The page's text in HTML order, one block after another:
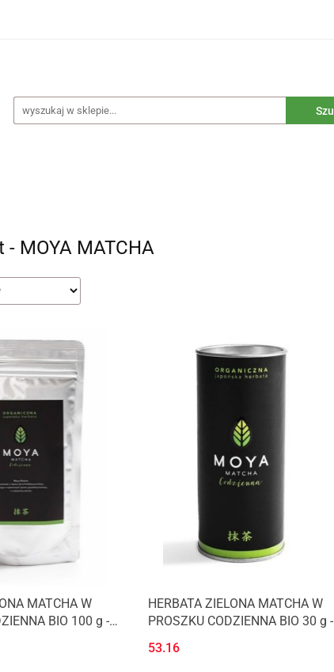
- MOYA MATCHA
MATCHA W
BIO 100 g -
HERBATA ZIELONA MATCHA W
PROSZKU CODZIENNA BIO 30 g -
53.16